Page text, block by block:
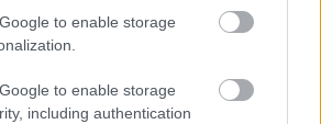
to enable storage
to enable storage
including authentication
hogy a közös kalandot
vízhólyag vagy a sajgó láb,
lábbeli kiválasztása. Ha
a gördülékeny haladás és a